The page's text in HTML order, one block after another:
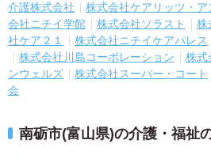
介護株式会社
株式会社ケアリッツ・
会社ニチイ学館
株式会社ソラスト 株
社ケア２１
株式会社ニチイケアパレス
株式会社川島コーポレーション
株式
ンウェルズ
株式会社スーパー・コート
会
南砺市(富山県)の介護・福祉